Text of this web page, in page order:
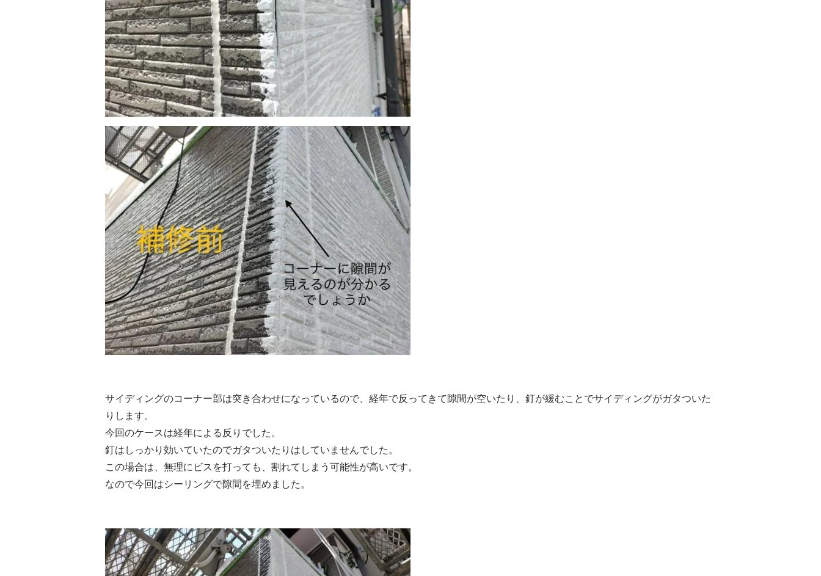
サイディングのコーナー部は突き合わせになっているので、経年で反ってきて隙間が空いたり、釘が緩むことでサイディングがガタついた
りします。
今回のケースは経年による反りでした。
釘はしっかり効いていたのでガタついたりはしていませんでした。
この場合は、無理にビスを打っても、割れてしまう可能性が高いです。
なので今回はシーリングで隙間を埋めました。